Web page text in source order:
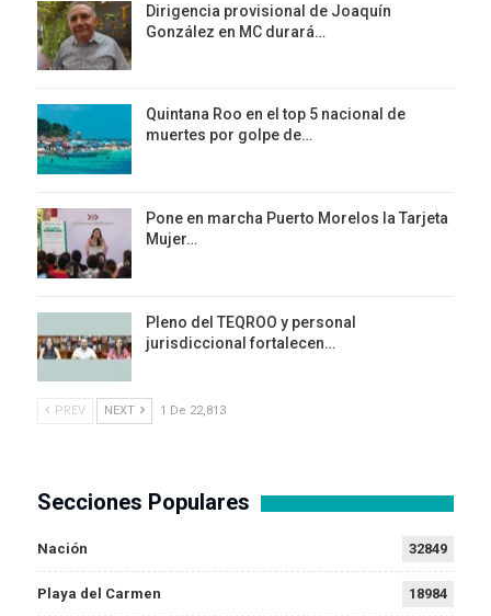
Dirigencia provisional de Joaquín
González en MC durará…
Quintana Roo en el top 5 nacional de
muertes por golpe de…
Pone en marcha Puerto Morelos la Tarjeta
Mujer…
Pleno del TEQROO y personal
jurisdiccional fortalecen…
PREV NEXT 1 De 22,813
Secciones Populares
Nación 32849
Playa del Carmen 18984